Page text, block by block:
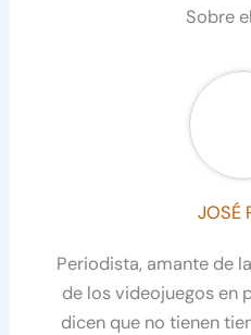
Sobre
JOSÉ
Periodista, amante de
de los videojuegos en
dicen que no tienen